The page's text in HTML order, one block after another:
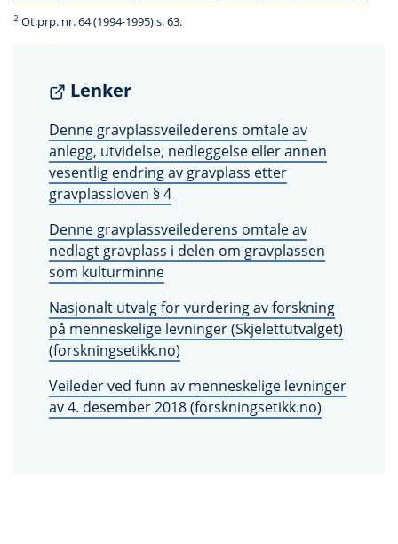
2 Ot.prp. nr. 64 (1994-1995) s. 63.
Lenker
Denne gravplassveilederens omtale av
anlegg, utvidelse, nedleggelse eller annen
vesentlig endring av gravplass etter
gravplassloven § 4
Denne gravplassveilederens omtale av
nedlagt gravplass i delen om gravplassen
som kulturminne
Nasjonalt utvalg for vurdering av forskning
på menneskelige levninger (Skjelettutvalget)
(forskningsetikk.no)
Veileder ved funn av menneskelige levninger
av 4. desember 2018 (forskningsetikk.no)